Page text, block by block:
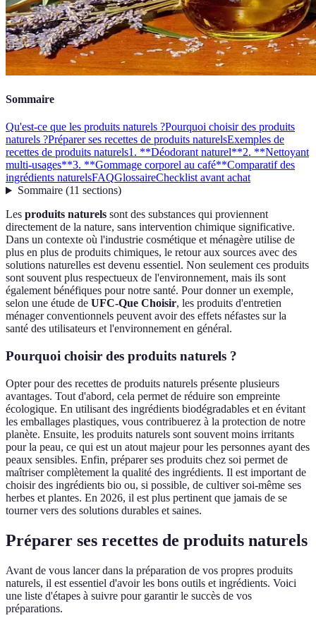
Sommaire
Qu'est-ce que les produits naturels ?Pourquoi choisir des produits
naturels ?Préparer ses recettes de produits naturelsExemples de
recettes de produits naturels1. **Déodorant naturel**2. **Nettoyant
multi-usages**3. **Gommage corporel au café**Comparatif des
ingrédients naturelsFAQGlossaireChecklist avant achat
Sommaire(11 sections)
Les produits naturels sont des substances qui proviennent
directement de la nature, sans intervention chimique significative.
Dans un contexte où l'industrie cosmétique et ménagère utilise de
plus en plus de produits chimiques, le retour aux sources avec des
solutions naturelles est devenu essentiel. Non seulement ces produits
sont souvent plus respectueux de l'environnement, mais ils sont
également bénéfiques pour notre santé. Pour donner un exemple,
selon une étude de UFC-Que Choisir, les produits d'entretien
ménager conventionnels peuvent avoir des effets néfastes sur la
santé des utilisateurs et l'environnement en général.
Pourquoi choisir des produits naturels ?
Opter pour des recettes de produits naturels présente plusieurs
avantages. Tout d'abord, cela permet de réduire son empreinte
écologique. En utilisant des ingrédients biodégradables et en évitant
les emballages plastiques, vous contribuerez à la protection de notre
planète. Ensuite, les produits naturels sont souvent moins irritants
pour la peau, ce qui est un atout majeur pour les personnes ayant des
peaux sensibles. Enfin, préparer ses produits chez soi permet de
maîtriser complètement la qualité des ingrédients. Il est important de
choisir des ingrédients bio ou, si possible, de cultiver soi-même ses
herbes et plantes. En 2026, il est plus pertinent que jamais de se
tourner vers des solutions durables et saines.
Préparer ses recettes de produits naturels
Avant de vous lancer dans la préparation de vos propres produits
naturels, il est essentiel d'avoir les bons outils et ingrédients. Voici
une liste d'étapes à suivre pour garantir le succès de vos
préparations.